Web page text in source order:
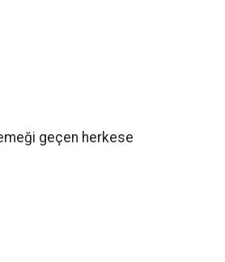
geçen herkese